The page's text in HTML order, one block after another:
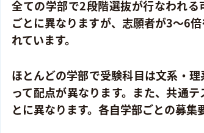
全ての学部で2段階選抜が行なわれ
ごとに異なりますが、志願者が3～6
れています。
ほとんどの学部で受験科目は文系・
って配点が異なります。また、共通
とに異なります。各自学部ごとの募集